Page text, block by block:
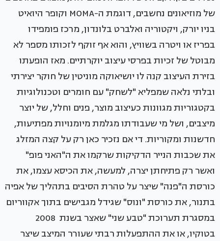
של מוזיאונים נחשבים, דוגמת ה-MOMA וקופר היואיט
בניו יורק, ויקטוריה ואלברט בלונדון, מרכז פומפידו
בפריז או ויטרה בשוויץ, והוא אף זוקף לזכותו מספר לא
מבוטל של זכיות בפרסי עיצוב יוקרתיים. מאז הופעתו
בזירת העיצוב קנה לו יושיאוקה מוניטין של חוקר יצירתי
ובלתי נלאה שמפליא "לשחק" עם חומרים וטכנולוגיות
בקטגוריות מגוונות כעיצוב מוצר, פנים וחלל, של יוצר
מיצבים, ושל מי שעבודתו מגלמת מיומנויות מפתיעות,
חדשנות ומקוריות. די אם נזכיר כאן רק על קצה המזלג
את שכבות הנייר הדקיקות שרקמו את ה"האני פופ"
ואשר רק פתיחתן יצרה, למעשה, את הכיסא עצמו, את
כורסת ה"פנה" שיצר על טהרת הסיבים בתהליך של אפיה
בתנור, את כורסת "ונוס" שגידל מגבישים בתוך אקווריום
בטוקיו, או את ההתפעלות רבתי שעורר המיצב שיצר